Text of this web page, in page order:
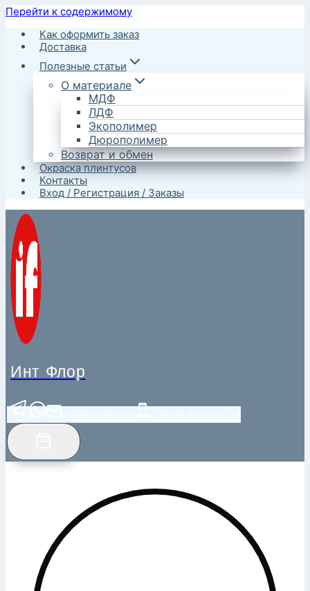
Перейти к содержимому
Как оформить заказ
Доставка
Полезные статьи
О материале
МДФ
ЛДФ
Экополимер
Дюрополимер
Возврат и обмен
Окраска плинтусов
Контакты
Вход / Регистрация / Заказы
Инт Флор